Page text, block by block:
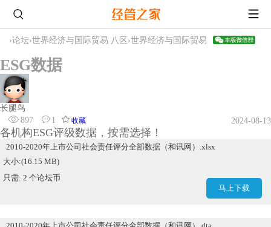
›论坛›世界经济与国际贸易 八区 ›世界经济与国际贸易
ESG数据
长腿鸟
897
1 收藏 2024-08-13
各机构ESG评级数据，按需选择！
2010-2020年上市公司社会责任评分全部数据（和讯网）.xlsx
大小:(16.15 MB)
只需: 2 个论坛币
马上下载